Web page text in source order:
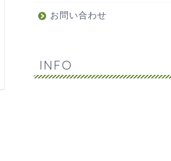
お問い合わせ
INFO